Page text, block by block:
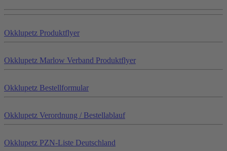
Okklupetz Produktflyer
Okklupetz Marlow Verband Produktflyer
Okklupetz Bestellformular
Okklupetz Verordnung / Bestellablauf
Okklupetz PZN-Liste Deutschland